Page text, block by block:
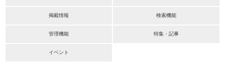
掲載情報 検索機能
管理機能 特集・記事
イベント